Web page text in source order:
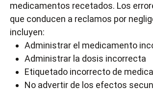
medicamentos recetados. Los
que conducen a reclamos por
incluyen:
Administrar el medicamento
Administrar la dosis incorrecta
Etiquetado incorrecto de
No advertir de los efectos